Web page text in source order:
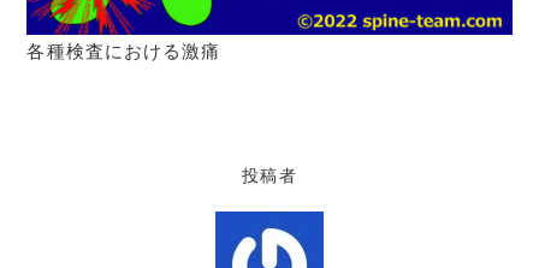
各種検査における激痛
投稿者